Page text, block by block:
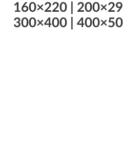
160×220 |
300×400 |